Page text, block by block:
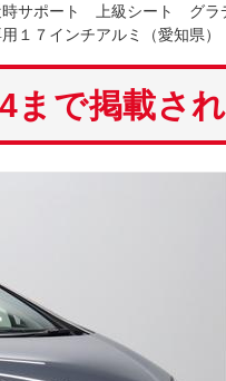
サポート 上級シート グラ
７インチアルミ（愛知県）
まで掲載さ